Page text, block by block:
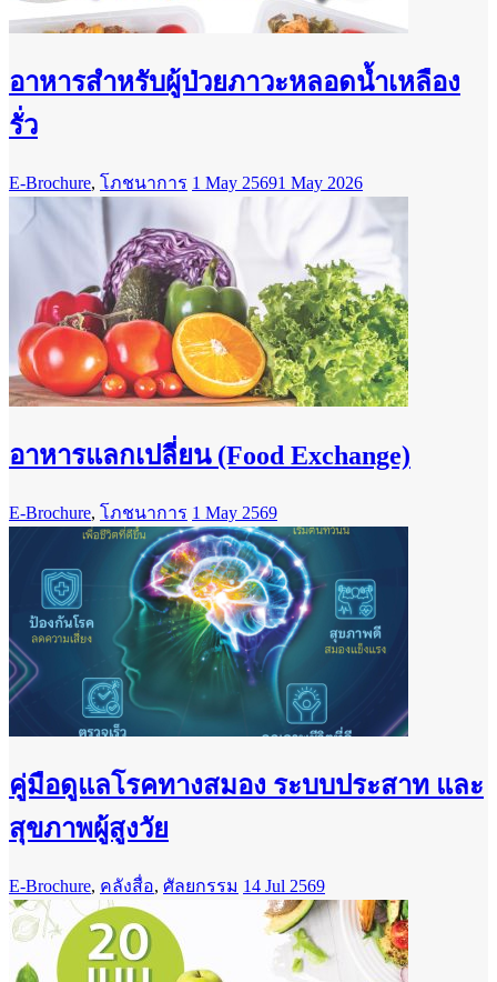
อาหารสำหรับผู้ป่วยภาวะหลอดน้ำเหลือง
รั่ว
E-Brochure, โภชนาการ 1 May 25691 May 2026
อาหารแลกเปลี่ยน (Food Exchange)
E-Brochure, โภชนาการ 1 May 2569
คู่มือดูแลโรคทางสมอง ระบบประสาท และ
สุขภาพผู้สูงวัย
E-Brochure, คลังสื่อ, ศัลยกรรม 14 Jul 2569